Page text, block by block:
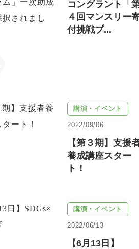
コングラント「
４回マンスリー
付挑戦プ...
講演・イベント
2022/09/06
【第３期】支援
養成講座スター
ト！
講演・イベント
2022/06/13
【6月13日】